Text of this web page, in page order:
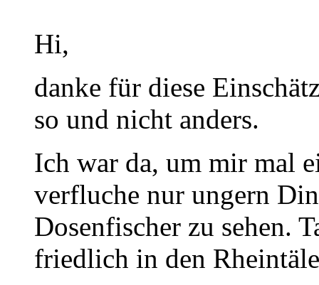
Hi,
danke für diese
so und nicht anders.
Ich war da, um mir mal
verfluche nur ungern
Dosenfischer zu sehen.
friedlich in den